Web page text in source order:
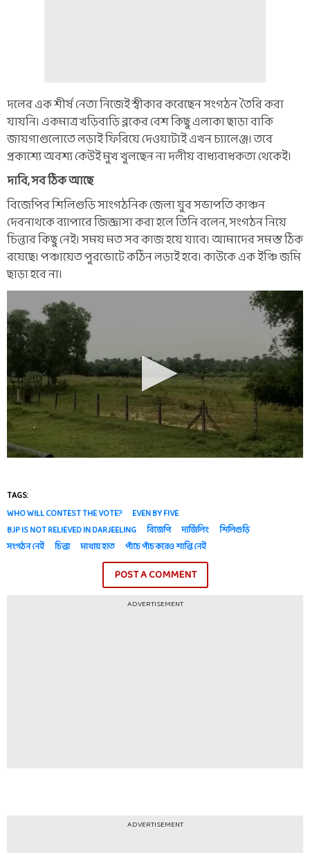
দলের এক শীর্ষ নেতা নিজেই স্বীকার করেছেন সংগঠন তৈরি করা
যায়নি। একমাত্র খড়িবাড়ি ব্লকের বেশ কিছু এলাকা ছাড়া বাকি
জায়গাগুলোতে লড়াই ফিরিয়ে দেওয়াটাই এখন চ্যালেঞ্জ। তবে
প্রকাশ্যে অবশ্য কেউই মুখ খুলছেন না দলীয় বাধ্যবাধকতা থেকেই।
দাবি, সব ঠিক আছে
বিজেপির শিলিগুড়ি সাংগঠনিক জেলা যুব সভাপতি কাঞ্চন
দেবনাথকে ব্যাপারে জিজ্ঞাসা করা হলে তিনি বলেন, সংগঠন নিয়ে
চিন্তার কিছু নেই। সময় মত সব কাজ হয়ে যাবে। আমাদের সমস্ত ঠিক
রয়েছে। পঞ্চায়েত পুরভোটে কঠিন লড়াই হবে। কাউকে এক ইঞ্চি জমি
ছাড়া হবে না।
TAGS:
WHO WILL CONTEST THE VOTE?
EVEN BY FIVE
BJP IS NOT RELIEVED IN DARJEELING
বিজেপি দার্জিলিং
শিলিগুড়ি
সংগঠন নেই
চিন্তা মাথায় হাত পাঁচে পাঁচ করেও শান্তি নেই
POST A COMMENT
ADVERTISEMENT
ADVERTISEMENT